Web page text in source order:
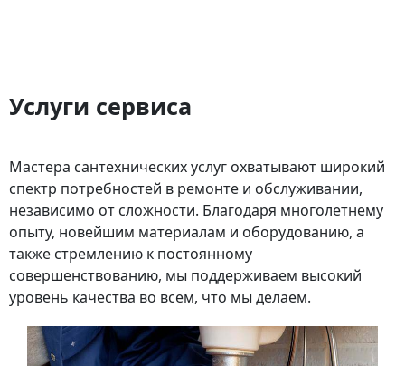
Услуги сервиса
Мастера сантехнических услуг охватывают широкий
спектр потребностей в ремонте и обслуживании,
независимо от сложности. Благодаря многолетнему
опыту, новейшим материалам и оборудованию, а
также стремлению к постоянному
совершенствованию, мы поддерживаем высокий
уровень качества во всем, что мы делаем.